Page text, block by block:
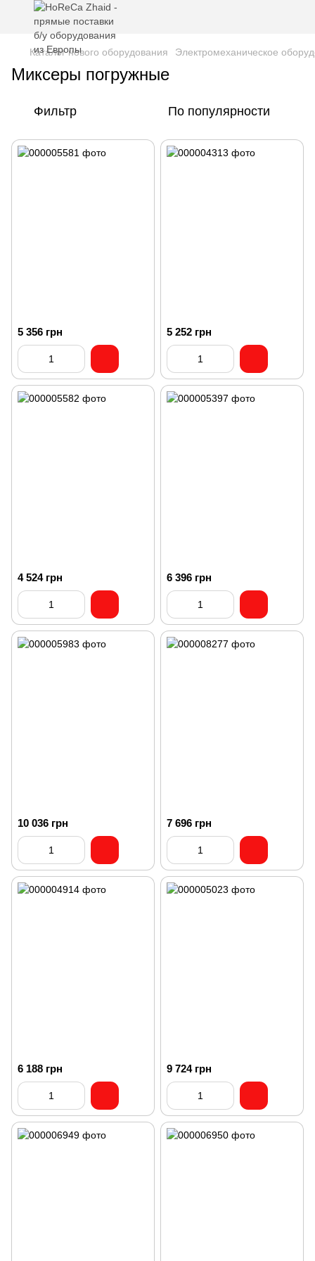
Каталог нового оборудования Электромеханическое
Миксеры погружные
Фильтр По популярности
5 356 грн 5 252 грн
4 524 грн 6 396 грн
10 036 грн 7 696 грн
6 188 грн 9 724 грн